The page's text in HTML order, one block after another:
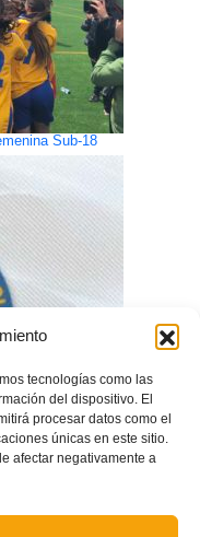
tecnologías como las
del dispositivo. El
procesar datos como el
únicas en este sitio.
afectar negativamente a
Sub-18
– Alicante